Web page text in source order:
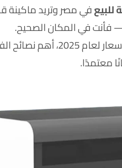
في مصر وتريد ماكينة
فأنت في المكان الصحيح.
الفحص،
معتمدًا.